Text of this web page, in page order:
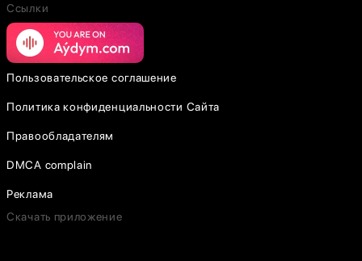
Ссылки
Пользовательское соглашение
Политика конфиденциальности Сайта
Правообладателям
DMCA complain
Реклама
Скачать приложение